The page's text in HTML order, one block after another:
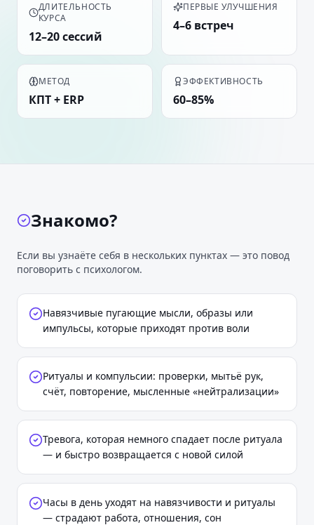
ДЛИТЕЛЬНОСТЬ
КУРСА
12–20 сессий
ПЕРВЫЕ УЛУЧШЕНИЯ
4–6 встреч
МЕТОД
КПТ + ERP
ЭФФЕКТИВНОСТЬ
60–85%
Знакомо?
Если вы узнаёте себя в нескольких пунктах — это повод
поговорить с психологом.
Навязчивые пугающие мысли, образы или
импульсы, которые приходят против воли
Ритуалы и компульсии: проверки, мытьё рук,
счёт, повторение, мысленные «нейтрализации»
Тревога, которая немного спадает после ритуала
— и быстро возвращается с новой силой
Часы в день уходят на навязчивости и ритуалы
— страдают работа, отношения, сон